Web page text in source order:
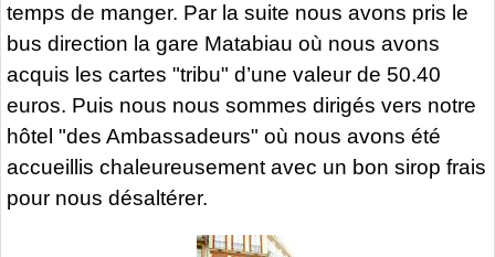
temps de manger. Par la suite nous avons pris le
bus direction la gare Matabiau où nous avons
acquis les cartes "tribu" d’une valeur de 50.40
euros. Puis nous nous sommes dirigés vers notre
hôtel "des Ambassadeurs" où nous avons été
accueillis chaleureusement avec un bon sirop frais
pour nous désaltérer.